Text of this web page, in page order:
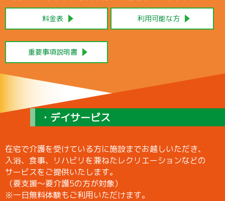
料金表 利用可能な方
重要事項説明書
・デイサービス
在宅で介護を受けている方に施設までお越しいただき、
入浴、食事、リハビリを兼ねたレクリエーションなどの
サービスをご提供いたします。
（要支援～要介護5の方が対象）
※一日無料体験もご利用いただけます。